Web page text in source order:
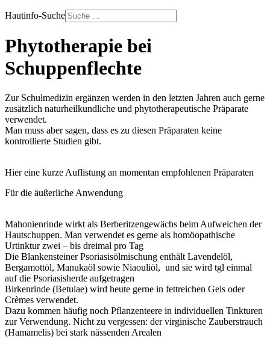
Hautinfo-Suche
Phytotherapie bei
Schuppenflechte
Zur Schulmedizin ergänzen werden in den letzten Jahren auch gerne
zusätzlich naturheilkundliche und phytotherapeutische Präparate
verwendet.
Man muss aber sagen, dass es zu diesen Präparaten keine
kontrollierte Studien gibt.
Hier eine kurze Auflistung an momentan empfohlenen Präparaten
Für die äußerliche Anwendung
Mahonienrinde wirkt als Berberitzengewächs beim Aufweichen der
Hautschuppen. Man verwendet es gerne als homöopathische
Urtinktur zwei – bis dreimal pro Tag
Die Blankensteiner Psoriasisölmischung enthält Lavendelöl,
Bergamottöl, Manukaöl sowie Niaouliöl, und sie wird tgl einmal
auf die Psoriasisherde aufgetragen
Birkenrinde (Betulae) wird heute gerne in fettreichen Gels oder
Crèmes verwendet.
Dazu kommen häufig noch Pflanzenteere in individuellen Tinkturen
zur Verwendung. Nicht zu vergessen: der virginische Zauberstrauch
(Hamamelis) bei stark nässenden Arealen